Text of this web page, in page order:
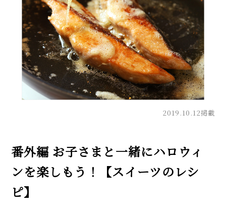
2019.10.12掲載
番外編 お子さまと一緒にハロウィ
ンを楽しもう！【スイーツのレシ
ピ】